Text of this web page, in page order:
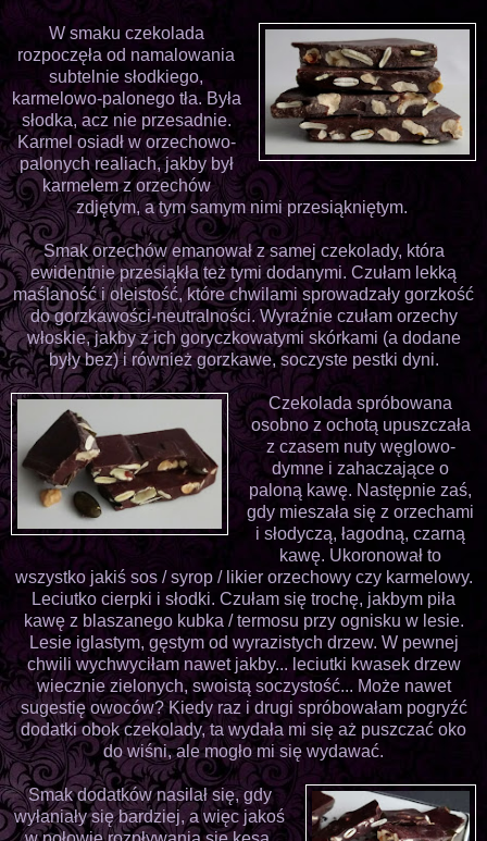
W smaku czekolada
rozpoczęła od namalowania
subtelnie słodkiego,
karmelowo-palonego tła. Była
słodka, acz nie przesadnie.
Karmel osiadł w orzechowo-
palonych realiach, jakby był
karmelem z orzechów
zdjętym, a tym samym nimi przesiąkniętym.
Smak orzechów emanował z samej czekolady, która
ewidentnie przesiąkła też tymi dodanymi. Czułam lekką
maślaność i oleistość, które chwilami sprowadzały gorzkość
do gorzkawości-neutralności. Wyraźnie czułam orzechy
włoskie, jakby z ich goryczkowatymi skórkami (a dodane
były bez) i również gorzkawe, soczyste pestki dyni.
Czekolada spróbowana
osobno z ochotą upuszczała
z czasem nuty węglowo-
dymne i zahaczające o
paloną kawę. Następnie zaś,
gdy mieszała się z orzechami
i słodyczą, łagodną, czarną
kawę. Ukoronował to
wszystko jakiś sos / syrop / likier orzechowy czy karmelowy.
Leciutko cierpki i słodki. Czułam się trochę, jakbym piła
kawę z blaszanego kubka / termosu przy ognisku w lesie.
Lesie iglastym, gęstym od wyrazistych drzew. W pewnej
chwili wychwyciłam nawet jakby... leciutki kwasek drzew
wiecznie zielonych, swoistą soczystość... Może nawet
sugestię owoców? Kiedy raz i drugi spróbowałam pogryźć
dodatki obok czekolady, ta wydała mi się aż puszczać oko
do wiśni, ale mogło mi się wydawać.
Smak dodatków nasilał się, gdy
wyłaniały się bardziej, a więc jakoś